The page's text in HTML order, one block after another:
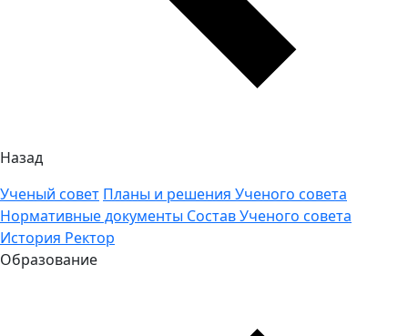
Назад
Ученый совет Планы и решения Ученого совета
Нормативные документы Состав Ученого совета
История Ректор
Образование